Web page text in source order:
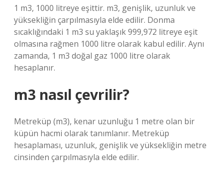
1 m3, 1000 litreye eşittir. m3, genişlik, uzunluk ve
yüksekliğin çarpılmasıyla elde edilir. Donma
sıcaklığındaki 1 m3 su yaklaşık 999,972 litreye eşit
olmasına rağmen 1000 litre olarak kabul edilir. Aynı
zamanda, 1 m3 doğal gaz 1000 litre olarak
hesaplanır.
m3 nasıl çevrilir?
Metreküp (m3), kenar uzunluğu 1 metre olan bir
küpün hacmi olarak tanımlanır. Metreküp
hesaplaması, uzunluk, genişlik ve yüksekliğin metre
cinsinden çarpılmasıyla elde edilir.